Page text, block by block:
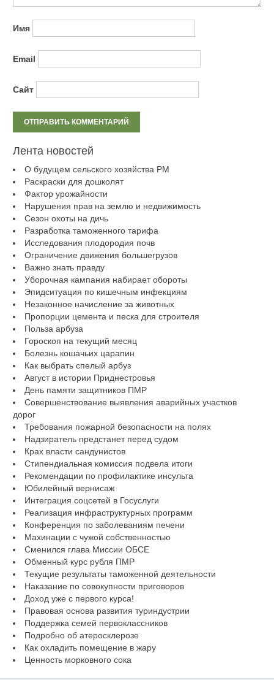
Имя
Email
Сайт
Лента новостей
О будущем сельского хозяйства РМ
Раскраски для дошколят
Фактор урожайности
Нарушения прав на землю и недвижимость
Сезон охоты на дичь
Разработка таможенного тарифа
Исследования плодородия почв
Ограничение движения большегрузов
Важно знать правду
Уборочная кампания набирает обороты
Эпидситуация по кишечным инфекциям
Незаконное начисление за животных
Пропорции цемента и песка для строителя
Польза арбуза
Гороскоп на текущий месяц
Болезнь кошачьих царапин
Как выбрать спелый арбуз
Август в истории Приднестровья
День памяти защитников ПМР
Совершенствование выявления аварийных участков
дорог
Требования пожарной безопасности на полях
Надзиратель предстанет перед судом
Крах власти сандунистов
Стипендиальная комиссия подвела итоги
Рекомендации по профилактике инсульта
Юбилейный вернисаж
Интеграция соцсетей в Госуслуги
Реализация инфраструктурных программ
Конференция по заболеваниям печени
Махинации с чужой собственностью
Сменился глава Миссии ОБСЕ
Обменный курс рубля ПМР
Текущие результаты таможенной деятельности
Наказание по совокупности приговоров
Доход уже с первого курса!
Правовая основа развития туриндустрии
Поддержка семей первоклассников
Подробно об атеросклерозе
Как охладить помещение в жару
Ценность морковного сока